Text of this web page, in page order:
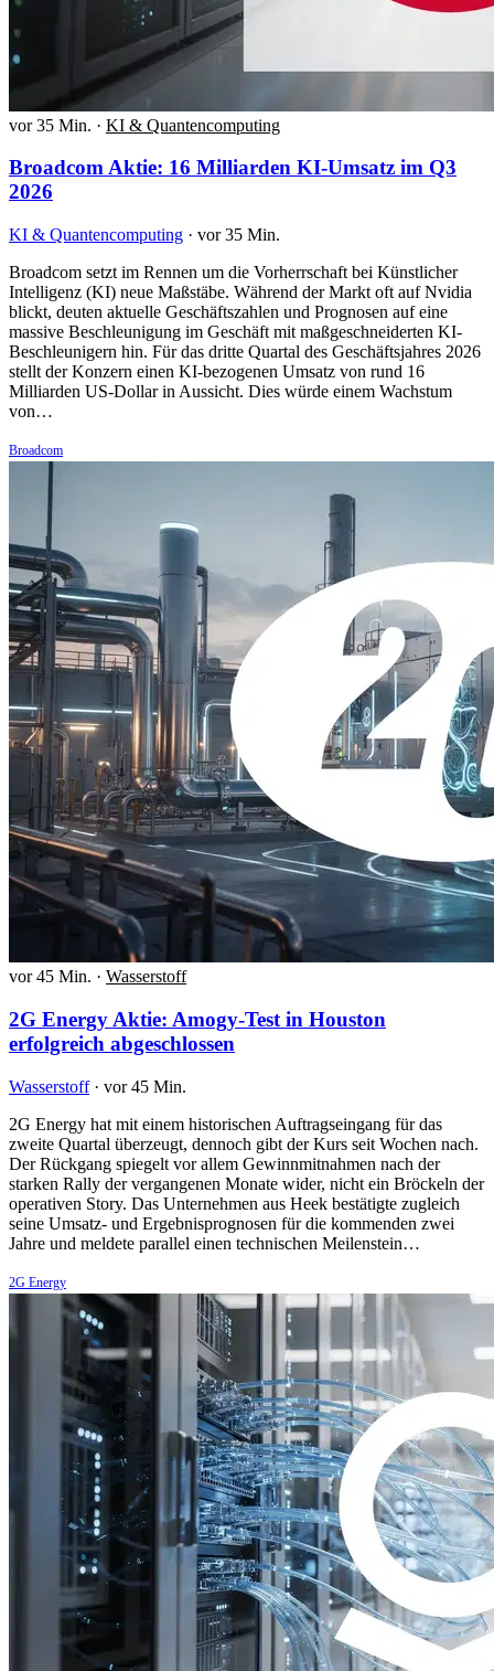
vor 35 Min. · KI & Quantencomputing
Broadcom Aktie: 16 Milliarden KI-Umsatz im Q3
2026
KI & Quantencomputing · vor 35 Min.
Broadcom setzt im Rennen um die Vorherrschaft bei Künstlicher
Intelligenz (KI) neue Maßstäbe. Während der Markt oft auf Nvidia
blickt, deuten aktuelle Geschäftszahlen und Prognosen auf eine
massive Beschleunigung im Geschäft mit maßgeschneiderten KI-
Beschleunigern hin. Für das dritte Quartal des Geschäftsjahres 2026
stellt der Konzern einen KI-bezogenen Umsatz von rund 16
Milliarden US-Dollar in Aussicht. Dies würde einem Wachstum
von…
Broadcom
vor 45 Min. · Wasserstoff
2G Energy Aktie: Amogy-Test in Houston
erfolgreich abgeschlossen
Wasserstoff · vor 45 Min.
2G Energy hat mit einem historischen Auftragseingang für das
zweite Quartal überzeugt, dennoch gibt der Kurs seit Wochen nach.
Der Rückgang spiegelt vor allem Gewinnmitnahmen nach der
starken Rally der vergangenen Monate wider, nicht ein Bröckeln der
operativen Story. Das Unternehmen aus Heek bestätigte zugleich
seine Umsatz- und Ergebnisprognosen für die kommenden zwei
Jahre und meldete parallel einen technischen Meilenstein…
2G Energy